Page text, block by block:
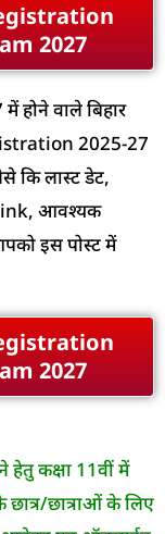
2027
होने वाले बिहार
2025-27
कि लास्ट डेट,
आवश्यक
इस पोस्ट में
2027
हेतु कक्षा 11वीं में
छात्र/छात्राओं के लिए